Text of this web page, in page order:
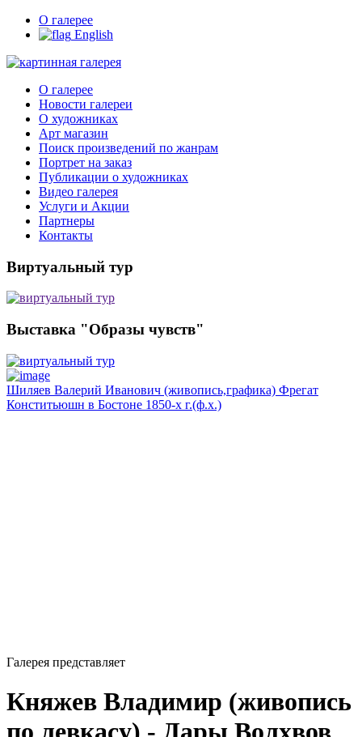
О галерее
English
О галерее
Новости галереи
О художниках
Арт магазин
Поиск произведений по жанрам
Портрет на заказ
Публикации о художниках
Видео галерея
Услуги и Акции
Партнеры
Контакты
Виртуальный тур
Выставка "Образы чувств"
Шиляев Валерий Иванович (живопись,графика) Фрегат
Конститьюшн в Бостоне 1850-х г.(ф.х.)
Галерея представляет
Княжев Владимир (живопись